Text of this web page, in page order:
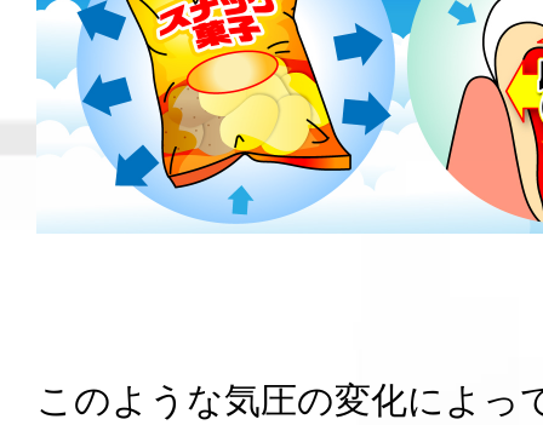
このような気圧の変化によっ